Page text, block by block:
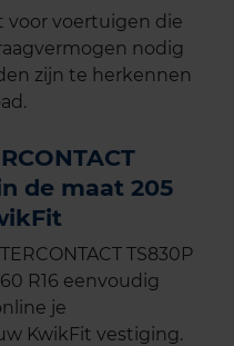
voor voertuigen die
nodig
zijn te herkennen
de maat 205
TS830P
R16 eenvoudig
je
KwikFit vestiging.